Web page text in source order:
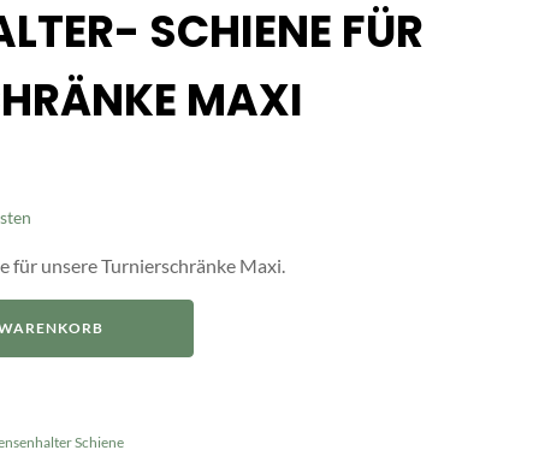
SCHIENE FÜR
MAXI
für unsere Turnierschränke Maxi.
Schiene